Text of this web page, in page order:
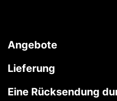
Angebote
Lieferung
Eine Rücksendung